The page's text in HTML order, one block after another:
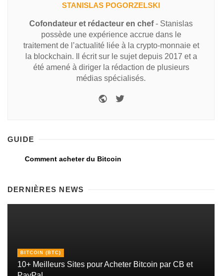
STANISLAS POGORZELSKI
Cofondateur et rédacteur en chef- Stanislas
possède une expérience accrue dans le
traitement de l’actualité liée à la crypto-monnaie et
la blockchain. Il écrit sur le sujet depuis 2017 et a
été amené à diriger la rédaction de plusieurs
médias spécialisés.
GUIDE
Comment acheter du Bitcoin
DERNIÈRES NEWS
BITCOIN (BTC)
10+ Meilleurs Sites pour Acheter Bitcoin par CB et